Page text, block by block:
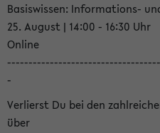
Basiswissen: Informations-
25. August | 14:00 - 16:30 Uhr
Online
-
Verlierst Du bei den
über